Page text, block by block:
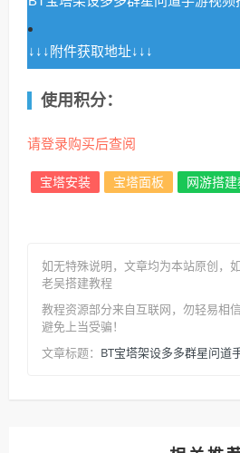
↓↓↓附件获取地址↓↓↓
使用积分：
请登录购买后查阅
宝塔安装 宝塔面板 网游搭
如无特殊说明，文章均为本站原创 ，
老吴搭建教程
教程资源部分来自互联网，勿轻易相
避免上当受骗！
文章标题： BT宝塔架设多多群星问道